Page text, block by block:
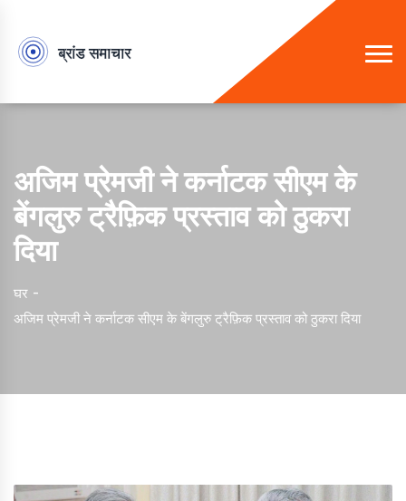
अजिम प्रेमजी ने कर्नाटक सीएम के
बेंगलुरु ट्रैफ़िक प्रस्ताव को ठुकरा
दिया
घर
अजिम प्रेमजी ने कर्नाटक सीएम के बेंगलुरु ट्रैफ़िक प्रस्ताव को ठुकरा दिया